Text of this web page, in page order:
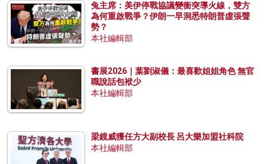
兔主席：美伊停戰協議變衝突導火線，雙方
為何重啟戰爭？伊朗一早洞悉特朗普虛張聲
勢？
本社編輯部
書展2026｜葉劉淑儀：最喜歡姐姐角色 無官
職說話包袱少
本社編輯部
梁鏡威獲任方大副校長 呂大樂加盟社科院
本社編輯部